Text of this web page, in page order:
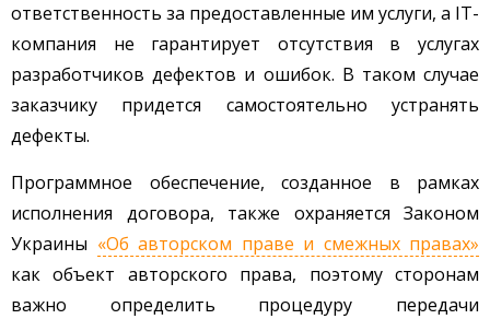
ответственность за предоставленные им услуги, а IT-
компания не гарантирует отсутствия в услугах
разработчиков дефектов и ошибок. В таком случае
заказчику придется самостоятельно устранять
дефекты.
Программное обеспечение, созданное в рамках
исполнения договора, также охраняется Законом
Украины «Об авторском праве и смежных правах»
как объект авторского права, поэтому сторонам
важно определить процедуру передачи